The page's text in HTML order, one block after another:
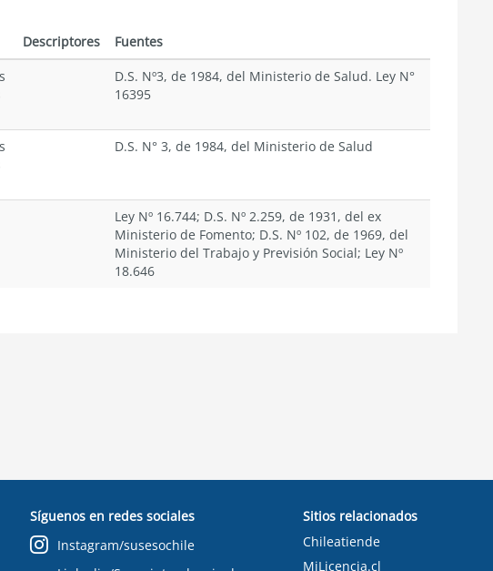
Descriptores
Fuentes
D.S. Nº3, de 1984, del Ministerio de Salud. Ley N°
16395
D.S. N° 3, de 1984, del Ministerio de Salud
Ley Nº 16.744; D.S. Nº 2.259, de 1931, del ex
Ministerio de Fomento; D.S. Nº 102, de 1969, del
Ministerio del Trabajo y Previsión Social; Ley Nº
18.646
Síguenos en redes sociales
Instagram/susesochile
Sitios relacionados
Chileatiende
MiLicencia.cl